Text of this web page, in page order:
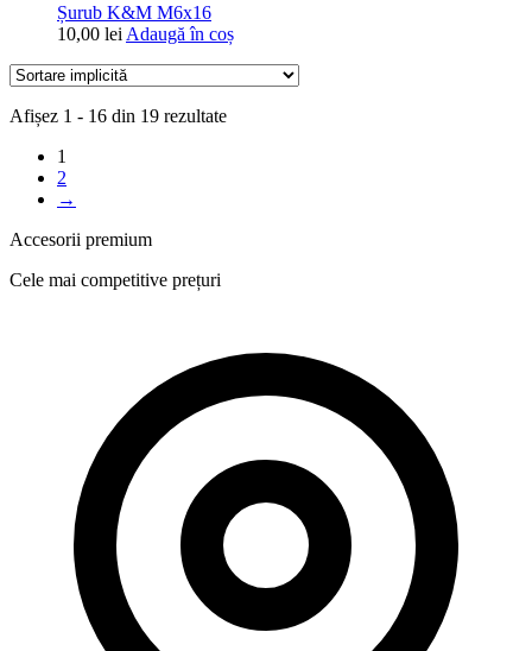
Șurub K&M M6x16
10,00 lei Adaugă în coș
Afișez 1 - 16 din 19 rezultate
1
2
→
Accesorii premium
Cele mai competitive prețuri